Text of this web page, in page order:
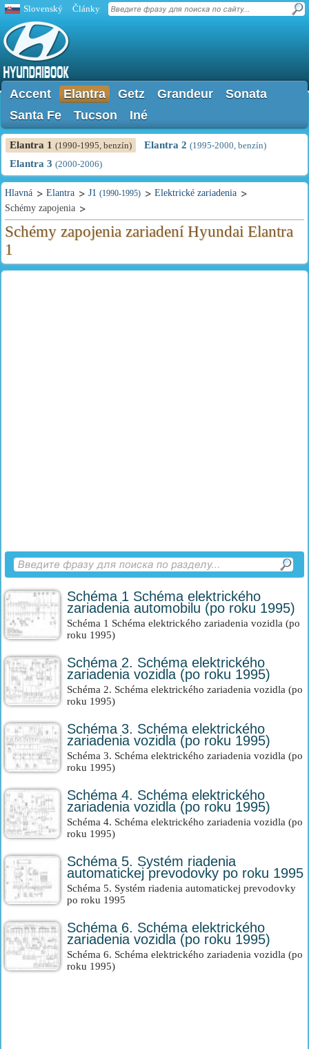
Slovenský Články
Accent Elantra Getz Grandeur
Sonata
Santa Fe
Tucson Iné
Elantra 1 (1990-1995, benzín) Elantra 2 (1995-2000, benzín)
Elantra 3 (2000-2006)
Hlavná Elantra J1 (1990-1995)
Elektrické zariadenia
Schémy zapojenia
Schémy zapojenia zariadení Hyundai Elantra
1
Schéma 1 Schéma elektrického
zariadenia automobilu (po roku 1995)
Schéma 1 Schéma elektrického zariadenia vozidla (po
roku 1995)
Schéma 2. Schéma elektrického
zariadenia vozidla (po roku 1995)
Schéma 2. Schéma elektrického zariadenia vozidla (po
roku 1995)
Schéma 3. Schéma elektrického
zariadenia vozidla (po roku 1995)
Schéma 3. Schéma elektrického zariadenia vozidla (po
roku 1995)
Schéma 4. Schéma elektrického
zariadenia vozidla (po roku 1995)
Schéma 4. Schéma elektrického zariadenia vozidla (po
roku 1995)
Schéma 5. Systém riadenia
automatickej prevodovky po roku 1995
Schéma 5. Systém riadenia automatickej prevodovky
po roku 1995
Schéma 6. Schéma elektrického
zariadenia vozidla (po roku 1995)
Schéma 6. Schéma elektrického zariadenia vozidla (po
roku 1995)